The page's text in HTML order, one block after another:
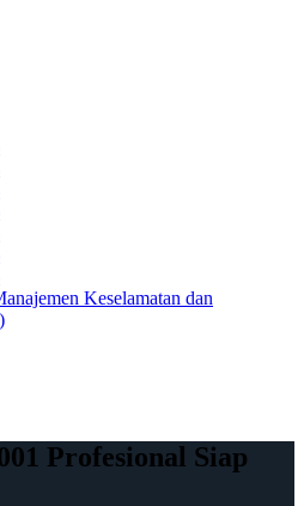
Keselamatan dan
Profesional Siap